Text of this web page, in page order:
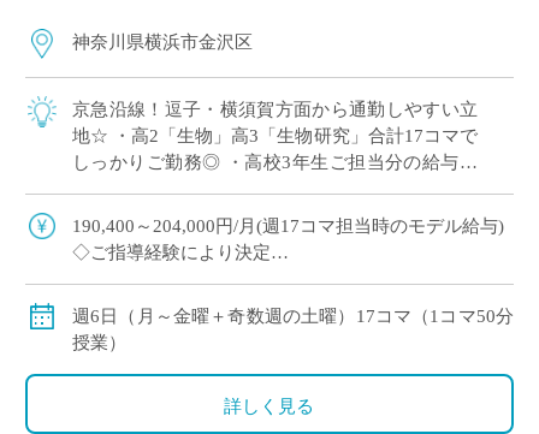
神奈川県横浜市金沢区
京急沿線！逗子・横須賀方面から通勤しやすい立
地☆ ・高2「生物」高3「生物研究」合計17コマで
しっかりご勤務◎ ・高校3年生ご担当分の給与も
備もスムーズです！
190,400～204,000円/月(週17コマ担当時のモデル給与)
◇ご指導経験により決定
週6日（月～金曜＋奇数週の土曜）17コマ（1コマ50分
授業）
詳しく見る